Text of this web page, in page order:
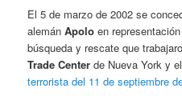
El 5 de marzo de 2002 se
alemánApoloen
búsqueda y rescate que
Trade Center de Nueva York y el
terrorista del 11 de septiembre